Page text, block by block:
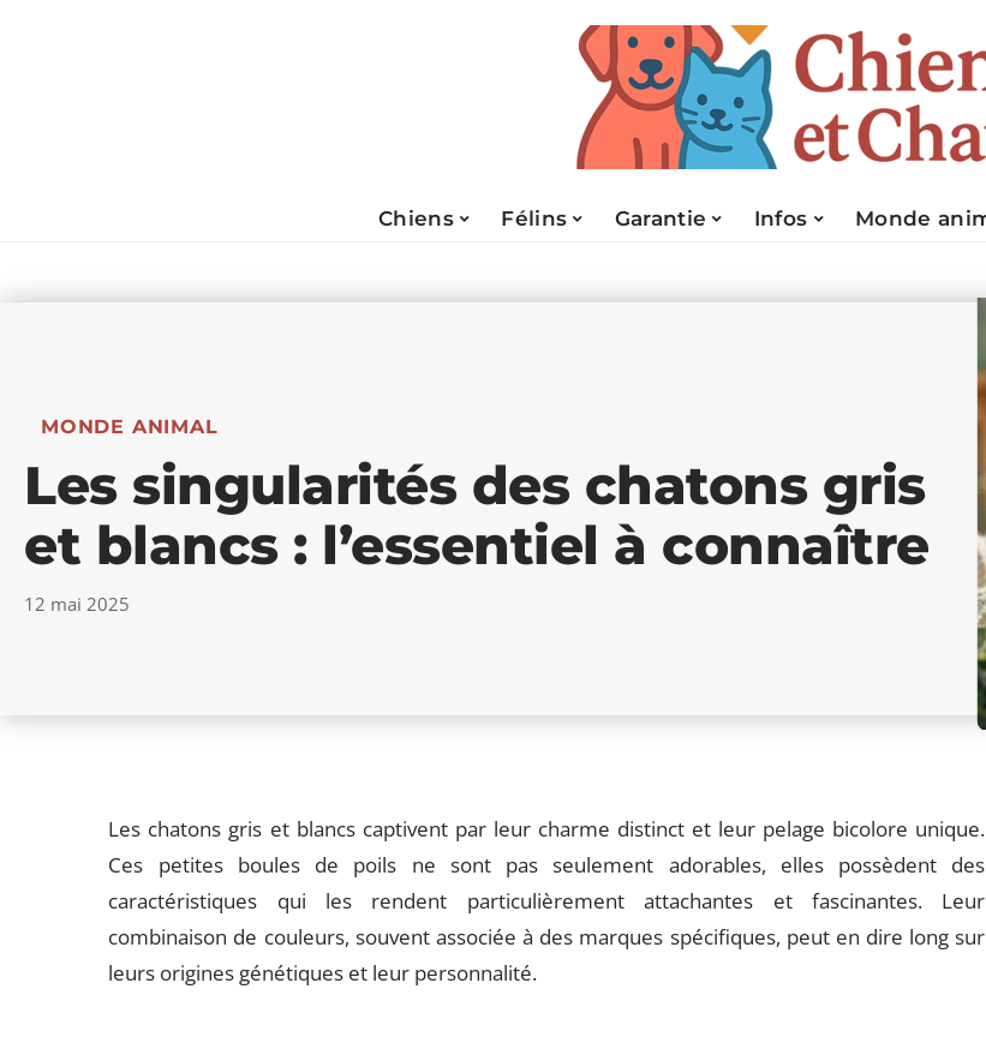
Chiens Félins Garantie Infos Monde
MONDE ANIMAL
Les singularités des chatons gris
et blancs : l’essentiel à connaître
12 mai 2025
Les chatons gris et blancs captivent par leur charme distinct et leur pelage bicolore unique.
Ces petites boules de poils ne sont pas seulement adorables, elles possèdent des
caractéristiques qui les rendent particulièrement attachantes et fascinantes. Leur
combinaison de couleurs, souvent associée à des marques spécifiques, peut en dire long sur
leurs origines génétiques et leur personnalité.